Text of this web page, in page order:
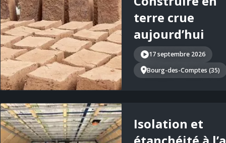
terre crue
aujourd’hui
17 septembre 2026
Bourg-des-Comptes (35)
Isolation et